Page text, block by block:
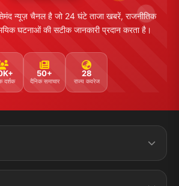
न्यूज़ चैनल है जो 24 घंटे ताजा खबरें, राजनीतिक
घटनाओं की सटीक जानकारी प्रदान करता है।
दर्शक
50+
दैनिक समाचार
28
राज्य कवरेज